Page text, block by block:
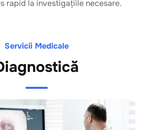
rapid la investigațiile necesare.
Servicii Medicale